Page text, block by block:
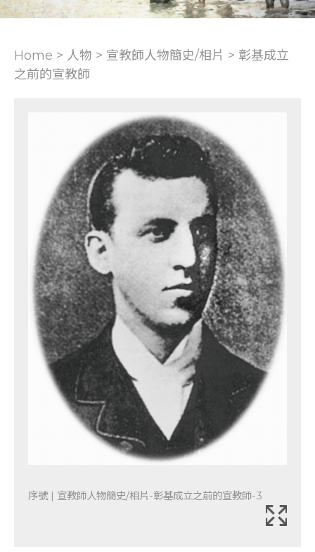
Home > 人物 > 宣教師人物簡史/相片 > 彰基成立
之前的宣教師
序號 | 宣教師人物簡史/相片-彰基成立之前的宣教師-3